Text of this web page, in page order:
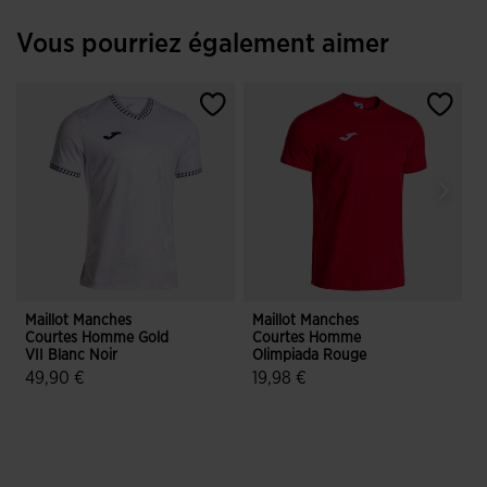
Vous pourriez également aimer
Maillot Manches
Courtes Homme Gold
VII Blanc Noir
49,90 €
Maillot Manches
Courtes Homme
Olimpiada Rouge
19,98 €